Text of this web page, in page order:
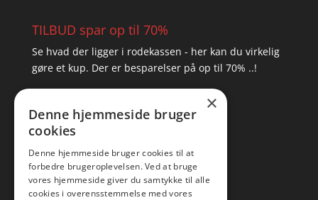
TILBUD spar op til 70%
Se hvad der ligger i rodekassen - her kan du virkelig
gøre et kup. Der er besparelser på op til 70% ..!
Tlf: 7876 8672
Mail: hej@amare.dk
×
Denne hjemmeside bruger
cookies
Denne hjemmeside bruger cookies til at
forbedre brugeroplevelsen. Ved at bruge
vores hjemmeside giver du samtykke til alle
cookies i overensstemmelse med vores